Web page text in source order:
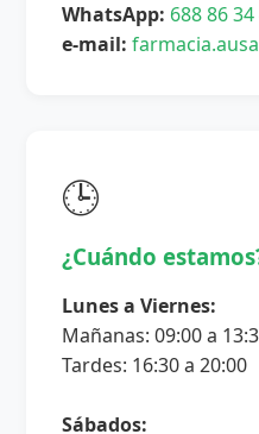
WhatsApp: 688 86 34
e-mail:
🕒
¿Cuándo
Lunes a Viernes:
Mañanas: 09:00 a
Tardes: 16:30 a 20:00
Sábados: